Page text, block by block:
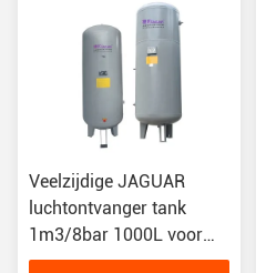
Veelzijdige JAGUAR
luchtontvanger tank
1m3/8bar 1000L voor
verschillende industriële